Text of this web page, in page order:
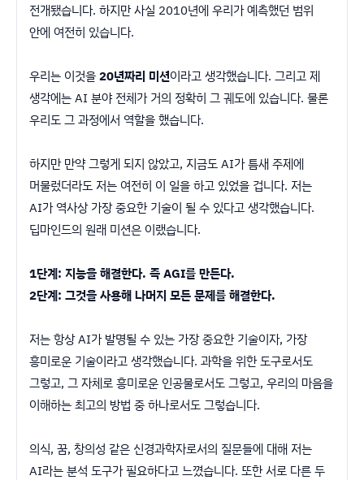
전개됐습니다. 하지만 사실 2010년에 우리가 예측했던 범위
안에 여전히 있습니다.
우리는 이것을20년짜리 미션이라고 생각했습니다. 그리고 제
생각에는 AI 분야 전체가 거의 정확히 그 궤도에 있습니다. 물론
우리도 그 과정에서 역할을 했습니다.
하지만 만약 그렇게 되지 않았고, 지금도 AI가 틈새 주제에
머물렀더라도 저는 여전히 이 일을 하고 있었을 겁니다. 저는
AI가 역사상 가장 중요한 기술이 될 수 있다고 생각했습니다.
딥마인드의 원래 미션은 이랬습니다.
1단계: 지능을 해결한다. 즉 AGI를 만든다.
2단계: 그것을 사용해 나머지 모든 문제를 해결한다.
저는 항상 AI가 발명될 수 있는 가장 중요한 기술이자, 가장
흥미로운 기술이라고 생각했습니다. 과학을 위한 도구로서도
그렇고, 그 자체로 흥미로운 인공물로서도 그렇고, 우리의 마음을
이해하는 최고의 방법 중 하나로서도 그렇습니다.
의식, 꿈, 창의성 같은 신경과학자로서의 질문들에 대해 저는
AI라는 분석 도구가 필요하다고 느꼈습니다. 또한 서로 다른 두